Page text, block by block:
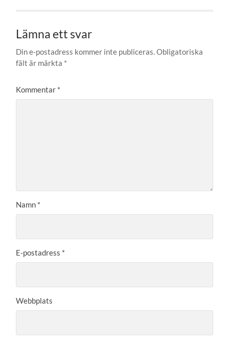
Lämna ett svar
Din e-postadress kommer inte publiceras. Obligatoriska
fält är märkta *
Kommentar *
Namn *
E-postadress *
Webbplats